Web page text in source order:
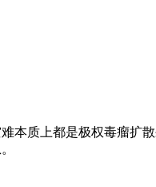
本质上都是极权毒瘤扩